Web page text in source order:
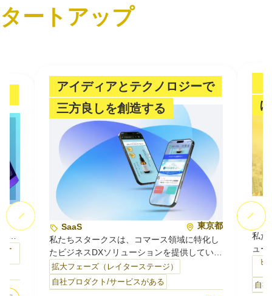
タートアップ
京都
・
像
核
像
や
ー
アイディアとテクノロジーで
三方良しを創造する
SaaS
東京都
私たちスタークスは、コマース領域に特化し
たビジネスDXソリューションを提供していま
す。人口減少により新規顧客の獲得コストが
上がり続ける市場において、「売って終わ
り」の関係を脱し、既存顧客のLTV（顧客生
拡大フェーズ（レイターステージ）
自社プロダクト/サービスがある
に
私た
ュー
開
理
ビ
自